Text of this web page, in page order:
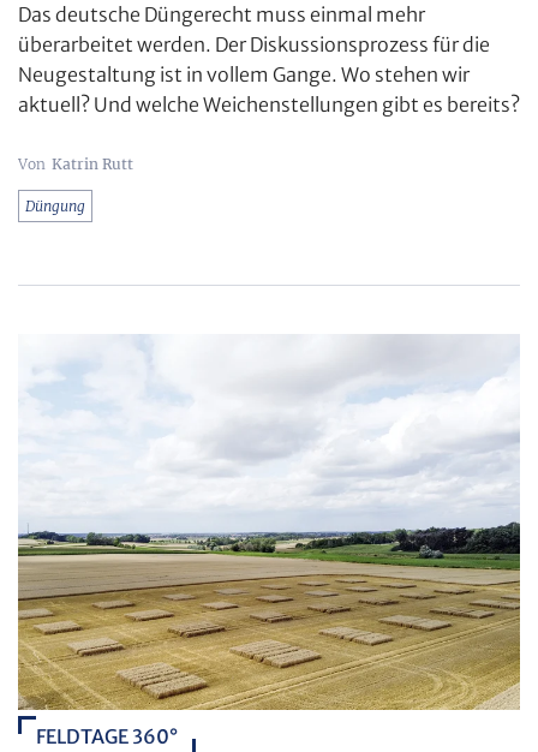
Das deutsche Düngerecht muss einmal mehr
überarbeitet werden. Der Diskussionsprozess für die
Neugestaltung ist in vollem Gange. Wo stehen wir
aktuell? Und welche Weichenstellungen gibt es bereits?
Katrin Rutt
Düngung
FELDTAGE 360°